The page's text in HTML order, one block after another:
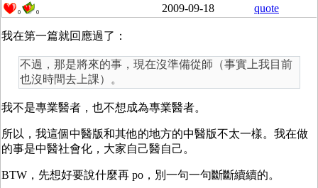
0 0 2009-09-18 quote
我在第一篇就回應過了：
不過，那是將來的事，現在沒準備從師（事實上我目前
也沒時間去上課）。
我不是專業醫者，也不想成為專業醫者。
所以，我這個中醫版和其他的地方的中醫版不太一樣。我在做
的事是中醫社會化，大家自己醫自己。
BTW，先想好要說什麼再 po，別一句一句斷斷續續的。